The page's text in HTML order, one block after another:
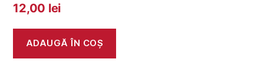
12,00 lei
ADAUGĂ ÎN COȘ